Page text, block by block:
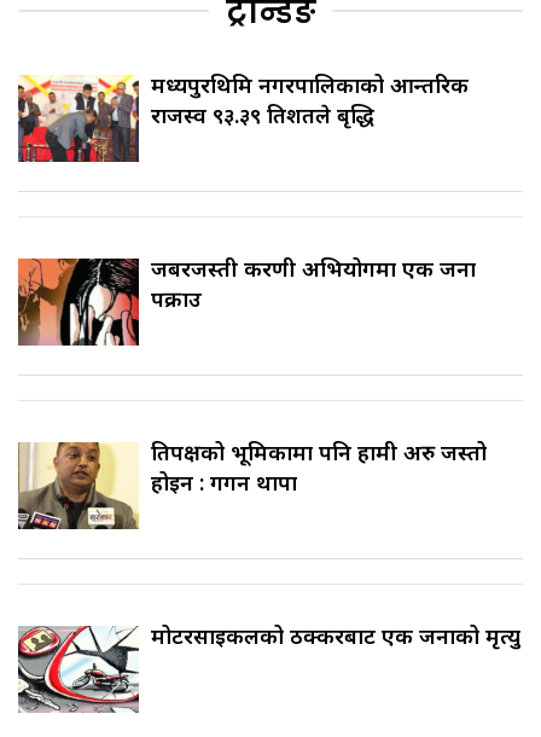
ट्रेन्डिङ
मध्यपुरथिमि नगरपालिकाको आन्तरिक
राजस्व ९३.३९ प्रतिशतले बृद्धि
जबरजस्ती करणी अभियोगमा एक जना
पक्राउ
प्रतिपक्षको भूमिकामा पनि हामी अरु जस्तो
होइन : गगन थापा
मोटरसाइकलको ठक्करबाट एक जनाको मृत्यु